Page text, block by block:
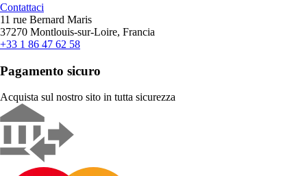
Contattaci
11 rue Bernard Maris
37270 Montlouis-sur-Loire, Francia
+33 1 86 47 62 58
Pagamento sicuro
Acquista sul nostro sito in tutta sicurezza